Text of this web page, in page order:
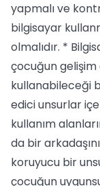
yapmalı ve
bilgisayar
olmalıdır. *
çocuğun gelişim
kullanabileceği
edici unsurlar
kullanım
da bir
koruyucu bir
çocuğun